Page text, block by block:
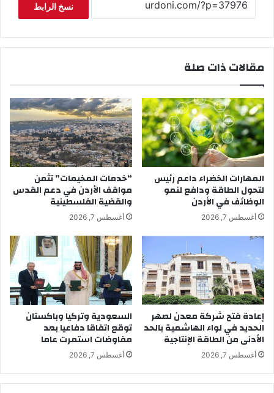
نسخ الرابط
مقالات ذات صلة
المهارات الخضراء داعم رئيس
لتحول الطاقة ودافع لنمو
الوظائف في الأردن
أغسطس 7, 2026
“خدمات المخيمات” تثمن
مواقف الأردن في دعم القدس
والقضية الفلسطينية
أغسطس 7, 2026
إعادة فتح شركة معدن لصهر
الحديد في لواء الهاشمية بالحد
الأدنى من الطاقة الإنتاجية
أغسطس 7, 2026
السعودية وتركيا وباكستان
توقع اتفاقا دفاعيا بعد
مفاوضات استمرت عاما
أغسطس 7, 2026